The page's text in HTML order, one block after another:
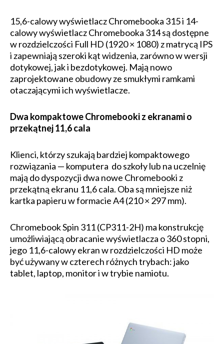
15,6-calowy wyświetlacz Chromebooka 315 i 14-
calowy wyświetlacz Chromebooka 314 są dostępne
w rozdzielczości Full HD (1920 × 1080) z matrycą IPS
i zapewniają szeroki kąt widzenia, zarówno w wersji
dotykowej, jak i bezdotykowej. Mają nowo
zaprojektowane obudowy ze smukłymi ramkami
otaczającymi ich wyświetlacze.
Dwa kompaktowe Chromebooki z ekranami o
przekątnej 11,6 cala
Klienci, którzy szukają bardziej kompaktowego
rozwiązania — komputera do szkoły lub na uczelnię
mają do dyspozycji dwa nowe Chromebooki z
przekątną ekranu 11,6 cala. Oba są mniejsze niż
kartka papieru w formacie A4 (210 × 297 mm).
Chromebook Spin 311 (CP311-2H) ma konstrukcję
umożliwiającą obracanie wyświetlacza o 360 stopni,
jego 11,6-calowy ekran w rozdzielczości HD może
być używany w czterech różnych trybach: jako
tablet, laptop, monitor i w trybie namiotu.